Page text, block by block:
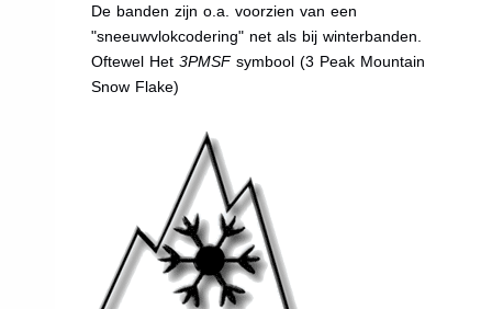
De banden zijn o.a. voorzien van een
"sneeuwvlokcodering" net als bij winterbanden.
Oftewel Het3PMSFsymbool (3 Peak Mountain
Snow Flake)